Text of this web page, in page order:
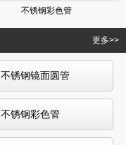
不锈钢彩色管
更多>>
不锈钢镜面圆管
不锈钢彩色管